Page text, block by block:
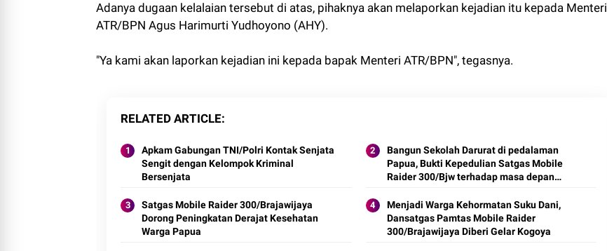
Adanya dugaan kelalaian tersebut di atas, pihaknya akan melaporkan kejadian itu kepada Menteri
ATR/BPN Agus Harimurti Yudhoyono (AHY).
"Ya kami akan laporkan kejadian ini kepada bapak Menteri ATR/BPN", tegasnya.
RELATED ARTICLE
Apkam Gabungan TNI/Polri Kontak Senjata
Sengit dengan Kelompok Kriminal
Bersenjata
Bangun Sekolah Darurat di pedalaman
Papua, Bukti Kepedulian Satgas Mobile
Raider 300/Bjw terhadap masa depan
Satgas Mobile Raider 300/Brajawijaya
Dorong Peningkatan Derajat Kesehatan
Warga Papua
Menjadi Warga Kehormatan Suku Dani,
Dansatgas Pamtas Mobile Raider
300/Brajawijaya Diberi Gelar Kogoya